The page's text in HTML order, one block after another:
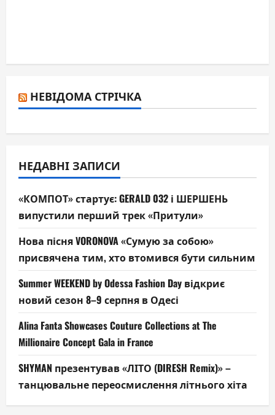
НЕВІДОМА СТРІЧКА
НЕДАВНІ ЗАПИСИ
«КОМПОТ» стартує: GERALD 032 і ШЕРШЕНЬ
випустили перший трек «Притули»
Нова пісня VORONOVA «Сумую за собою»
присвячена тим, хто втомився бути сильним
Summer WEEKEND by Odessa Fashion Day відкриє
новий сезон 8–9 серпня в Одесі
Alina Fanta Showcases Couture Collections at The
Millionaire Concept Gala in France
SHYMAN презентував «ЛІТО (DIRESH Remix)» –
танцювальне переосмислення літнього хіта